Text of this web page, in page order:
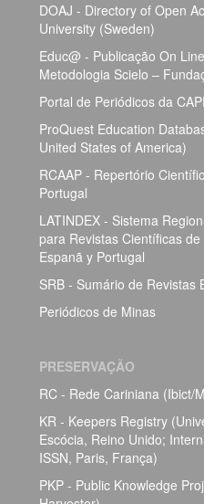
DOAJ - Directory of Open
University (Sweden)
Educ@ - Publicação On
Metodologia Scielo –
Portal de Periódicos da
ProQuest Education
United States of America)
RCAAP - Repertório
Portugal
LATINDEX - Sistema
para Revistas Científicas
Espanã y Portugal
SRB - Sumário de Revistas
Periódicos de Minas
PRESERVAÇÃO
RC - Rede Cariniana (Ibict/
KR - Keepers Registry
Escócia, Reino Unido;
ISSN, Paris, França)
PKP - Public Knowledge